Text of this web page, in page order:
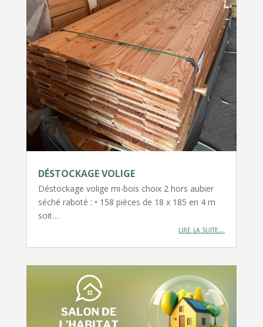
DÉSTOCKAGE VOLIGE
Déstockage volige mi-bois choix 2 hors aubier
séché raboté : • 158 pièces de 18 x 185 en 4 m
soit…
lire la suite…